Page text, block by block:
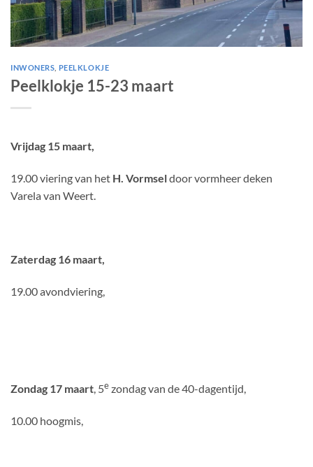
INWONERS PEELKLOKJE
Peelklokje 15-23 maart
Vrijdag 15 maart,
19.00 viering van het H. Vormseldoor vormheer deken
Varela van Weert.
Zaterdag 16 maart,
19.00 avondviering,
Zondag 17 maart, 5ezondag van de 40-dagentijd,
10.00 hoogmis,